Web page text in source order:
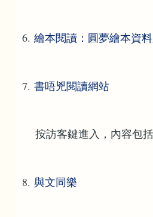
6. 繪本閱讀：圓夢繪本資
7. 書唔兇閱讀網站
按訪客鍵進入，內容包括
8. 與文同樂